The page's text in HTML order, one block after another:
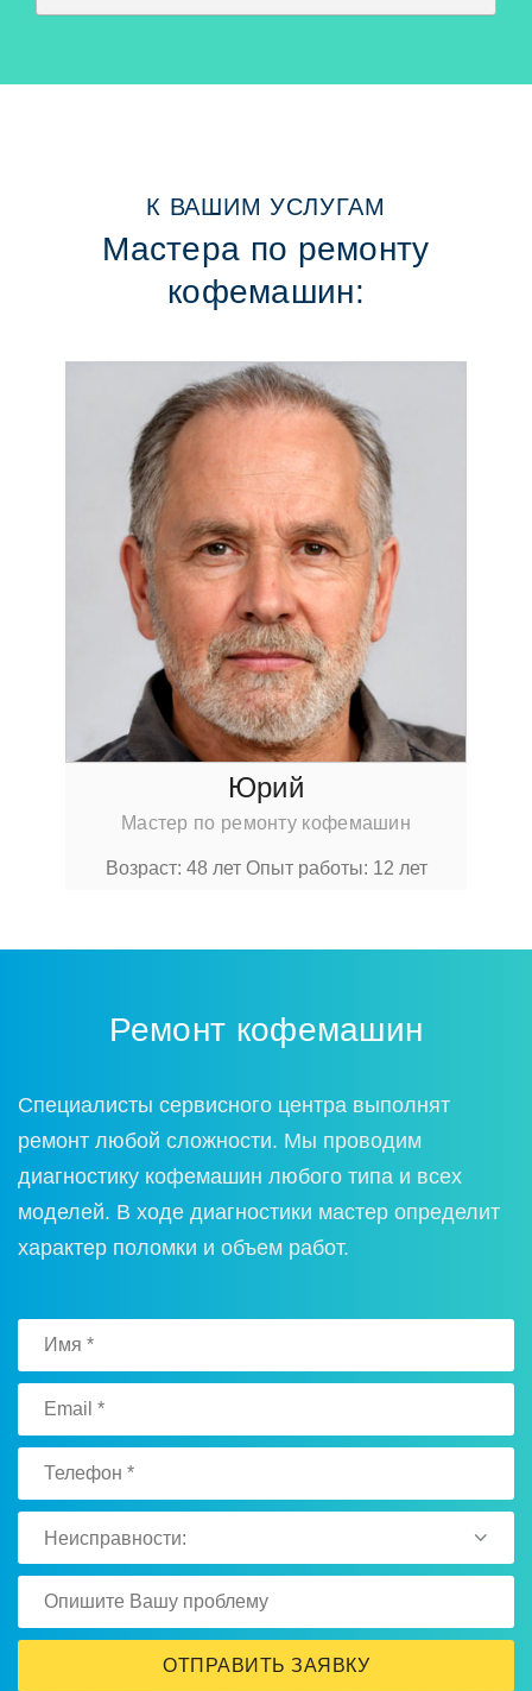
К ВАШИМ УСЛУГАМ
Мастера по ремонту
кофемашин:
Юрий
Мастер по ремонту кофемашин
Возраст: 48 летОпыт работы: 12 лет
Ремонт кофемашин
Специалисты сервисного центра выполнят
ремонт любой сложности. Мы проводим
диагностику кофемашин любого типа и всех
моделей. В ходе диагностики мастер определит
характер поломки и объем работ.
Неисправности:
ОТПРАВИТЬ ЗАЯВКУ